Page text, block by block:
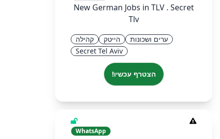
New German Jobs in TLV . Secret
Tlv
ערים ושכונות הייטק
קהילה
Secret Tel Aviv
הצטרף עכשיו!
WhatsApp